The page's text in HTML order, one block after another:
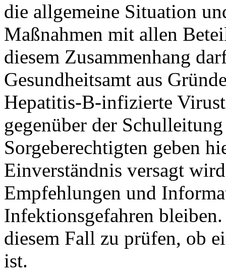
die allgemeine Situation
Maßnahmen mit allen
diesem Zusammenhang
Gesundheitsamt aus
Hepatitis-B-infizierte
gegenüber der
Sorgeberechtigten geben
Einverständnis versagt
Empfehlungen und
Infektionsgefahren
diesem Fall zu prüfen, ob
ist.